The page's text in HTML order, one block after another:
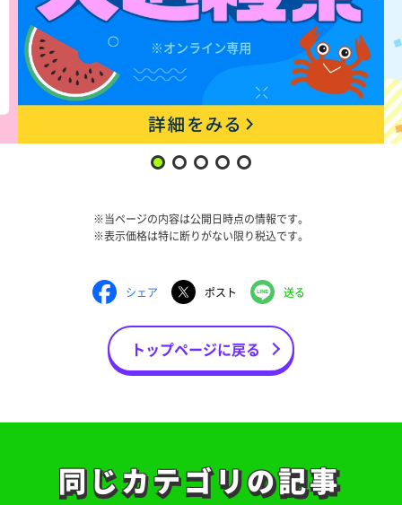
※当ページの内容は公開日時点の情報です。
※表示価格は特に断りがない限り税込です。
シェア ポスト 送る
トップページに戻る
同じカテゴリの記事
同じカテゴリの記事